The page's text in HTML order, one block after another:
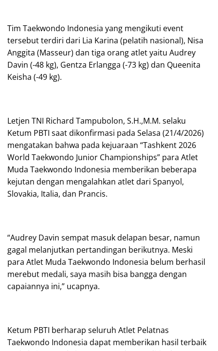
Tim Taekwondo Indonesia yang mengikuti event
tersebut terdiri dari Lia Karina (pelatih nasional), Nisa
Anggita (Masseur) dan tiga orang atlet yaitu Audrey
Davin (-48 kg), Gentza Erlangga (-73 kg) dan Queenita
Keisha (-49 kg).
Letjen TNI Richard Tampubolon, S.H.,M.M. selaku
Ketum PBTI saat dikonfirmasi pada Selasa (21/4/2026)
mengatakan bahwa pada kejuaraan “Tashkent 2026
World Taekwondo Junior Championships” para Atlet
Muda Taekwondo Indonesia memberikan beberapa
kejutan dengan mengalahkan atlet dari Spanyol,
Slovakia, Italia, dan Prancis.
“Audrey Davin sempat masuk delapan besar, namun
gagal melanjutkan pertandingan berikutnya. Meski
para Atlet Muda Taekwondo Indonesia belum berhasil
merebut medali, saya masih bisa bangga dengan
capaiannya ini,” ucapnya.
Ketum PBTI berharap seluruh Atlet Pelatnas
Taekwondo Indonesia dapat memberikan hasil terbaik